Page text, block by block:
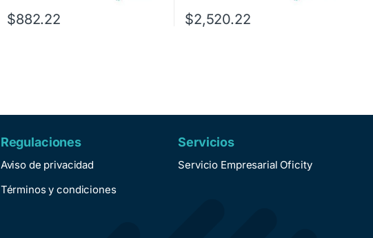
$882.22 $2,520.22
Regulaciones
Aviso de privacidad
Términos y condiciones
Servicios
Servicio Empresarial Oficity